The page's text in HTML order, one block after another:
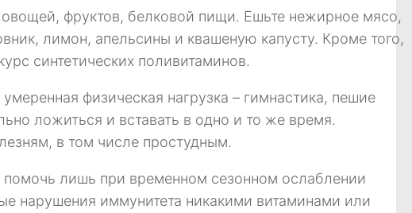
фруктов, белковой пищи. Ешьте нежирное мясо,
лимон, апельсины и квашеную капусту. Кроме того,
синтетических поливитаминов.
физическая нагрузка – гимнастика, пешие
ложиться и вставать в одно и то же время.
в том числе простудным.
лишь при временном сезонном ослаблении
нарушения иммунитета никакими витаминами или